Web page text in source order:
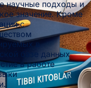
научные подходы и
значение. Кроме
с
в
базе данных
в работе